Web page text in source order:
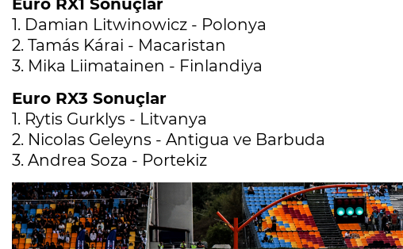
Euro RX1 Sonuçlar
1. Damian Litwinowicz - Polonya
2. Tamás Kárai - Macaristan
3. Mika Liimatainen - Finlandiya
Euro RX3 Sonuçlar
1. Rytis Gurklys - Litvanya
2. Nicolas Geleyns - Antigua ve Barbuda
3. Andrea Soza - Portekiz